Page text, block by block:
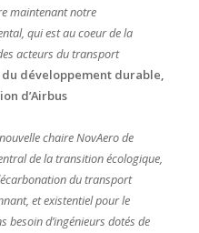
maintenant notre
qui est au coeur de la
acteurs du transport
développement durable,
d’Airbus
chaire NovAero de
de la transition écologique,
du transport
et existentiel pour le
besoin d’ingénieurs dotés de